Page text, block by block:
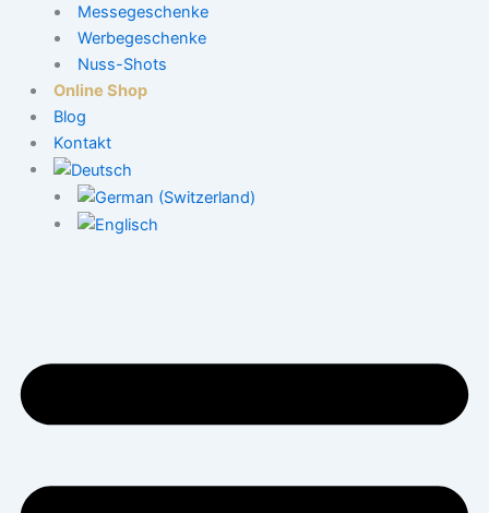
Messegeschenke
Werbegeschenke
Nuss-Shots
Online Shop
Blog
Kontakt